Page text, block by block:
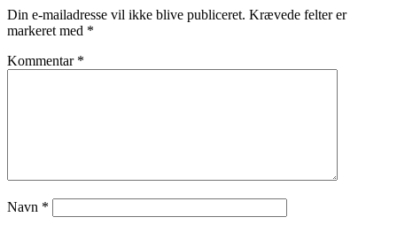
Din e-mailadresse vil ikke blive publiceret. Krævede felter er
markeret med *
Kommentar *
Navn *